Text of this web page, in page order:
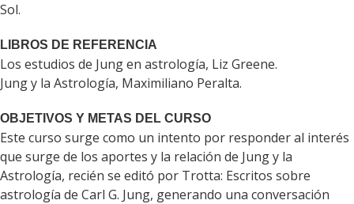
Sol.
LIBROS DE REFERENCIA
Los estudios de Jung en astrología, Liz Greene.
Jung y la Astrología, Maximiliano Peralta.
OBJETIVOS Y METAS DEL CURSO
Este curso surge como un intento por responder al interés
que surge de los aportes y la relación de Jung y la
Astrología, recién se editó por Trotta: Escritos sobre
astrología de Carl G. Jung, generando una conversación